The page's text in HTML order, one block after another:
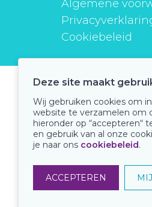
Algemene
Cookiebeleid
Onze keurmerken
Deze site maakt
Wij gebruiken cookies om
website te verzamelen om
hieronder op “accepteren“
en gebruik van al onze
je naar ons cookiebeleid.
ACCEPTEREN